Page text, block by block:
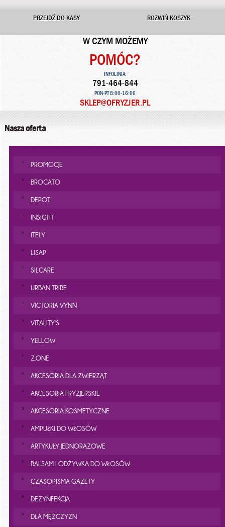
PRZEJDŹ DO KASY ROZWIŃ KOSZYK
W CZYM MOŻEMY
POMÓC?
INFOLINIA:
791-464-844
PON-PT 8:00-16:00
SKLEP@OFRYZJER.PL
Nasza oferta
PROMOCJE
BROCATO
DEPOT
INSIGHT
ITELY
LISAP
SILCARE
URBAN TRIBE
VICTORIA VYNN
VITALITY'S
YELLOW
Z.ONE
AKCESORIA DLA ZWIERZĄT
AKCESORIA FRYZJERSKIE
AKCESORIA KOSMETYCZNE
AMPUŁKI DO WŁOSÓW
ARTYKUŁY JEDNORAZOWE
BALSAM I ODŻYWKA DO WŁOSÓW
CZASOPISMA GAZETY
DEZYNFEKCJA
DLA MĘŻCZYZN